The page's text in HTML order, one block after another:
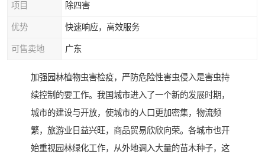
项目 除四害
优势 快速响应，高效服务
可售卖地 广东
加强园林植物虫害检疫，严防危险性害虫侵入是害虫持
续控制的要工作。我国城市进入了一个新的发展时期，
城市的建设与开放，使城市的人口更加密集，物流频
繁，旅游业日益兴旺，商品贸易欣欣向荣。各城市也开
始重视园林绿化工作，从外地调入大量的苗木种子，这